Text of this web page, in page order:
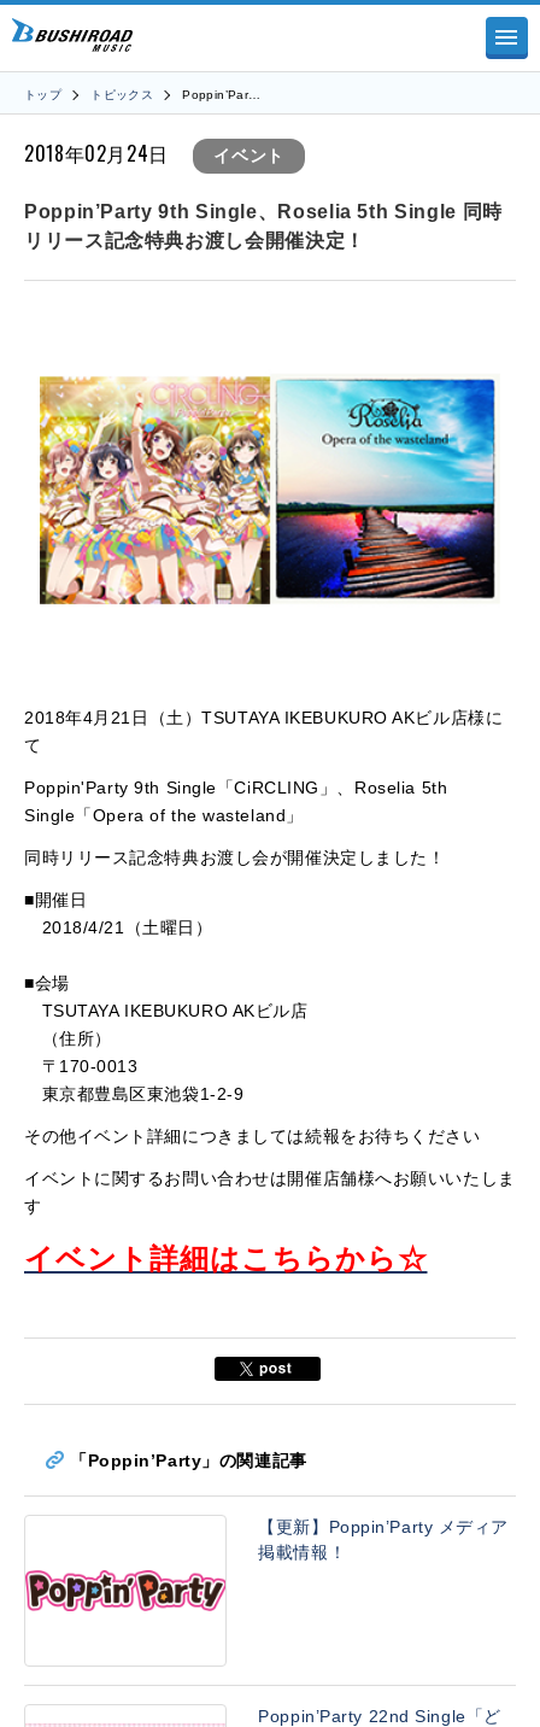
トップ トピックス Poppin’Par…
2018年02月24日 イベント
Poppin’Party 9th Single、Roselia 5th Single 同時
リリース記念特典お渡し会開催決定！
2018年4月21日（土）TSUTAYA IKEBUKURO AKビル店様に
て
Poppin'Party 9th Single「CiRCLING」、Roselia 5th
Single「Opera of the wasteland」
同時リリース記念特典お渡し会が開催決定しました！
■開催日
2018/4/21（土曜日）
■会場
TSUTAYA IKEBUKURO AKビル店
（住所）
〒170-0013
東京都豊島区東池袋1-2-9
その他イベント詳細につきましては続報をお待ちください
イベントに関するお問い合わせは開催店舗様へお願いいたしま
す
イベント詳細はこちらから☆
「Poppin’Party」の関連記事
【更新】Poppin’Party メディア
掲載情報！
Poppin’Party 22nd Single「ど